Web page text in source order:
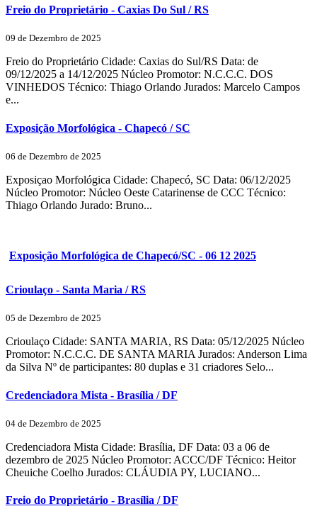
Freio do Proprietário - Caxias Do Sul / RS
09 de Dezembro de 2025
Freio do Proprietário Cidade: Caxias do Sul/RS Data: de
09/12/2025 a 14/12/2025 Núcleo Promotor: N.C.C.C. DOS
VINHEDOS Técnico: Thiago Orlando Jurados: Marcelo Campos
e...
Exposição Morfológica - Chapecó / SC
06 de Dezembro de 2025
Exposiçao Morfológica Cidade: Chapecó, SC Data: 06/12/2025
Núcleo Promotor: Núcleo Oeste Catarinense de CCC Técnico:
Thiago Orlando Jurado: Bruno...
Exposição Morfológica de Chapecó/SC - 06 12 2025
Crioulaço - Santa Maria / RS
05 de Dezembro de 2025
Crioulaço Cidade: SANTA MARIA, RS Data: 05/12/2025 Núcleo
Promotor: N.C.C.C. DE SANTA MARIA Jurados: Anderson Lima
da Silva Nº de participantes: 80 duplas e 31 criadores Selo...
Credenciadora Mista - Brasília / DF
04 de Dezembro de 2025
Credenciadora Mista Cidade: Brasília, DF Data: 03 a 06 de
dezembro de 2025 Núcleo Promotor: ACCC/DF Técnico: Heitor
Cheuiche Coelho Jurados: CLÁUDIA PY, LUCIANO...
Freio do Proprietário - Brasília / DF